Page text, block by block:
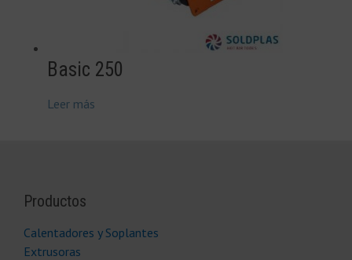
Basic 250
Leer más
Productos
Calentadores y Soplantes
Extrusoras